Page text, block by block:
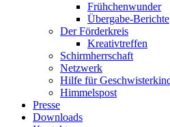
Frühchenwunder
Übergabe-Berichte
Der Förderkreis
Kreativtreffen
Schirmherrschaft
Netzwerk
Hilfe für
Himmelspost
Presse
Downloads